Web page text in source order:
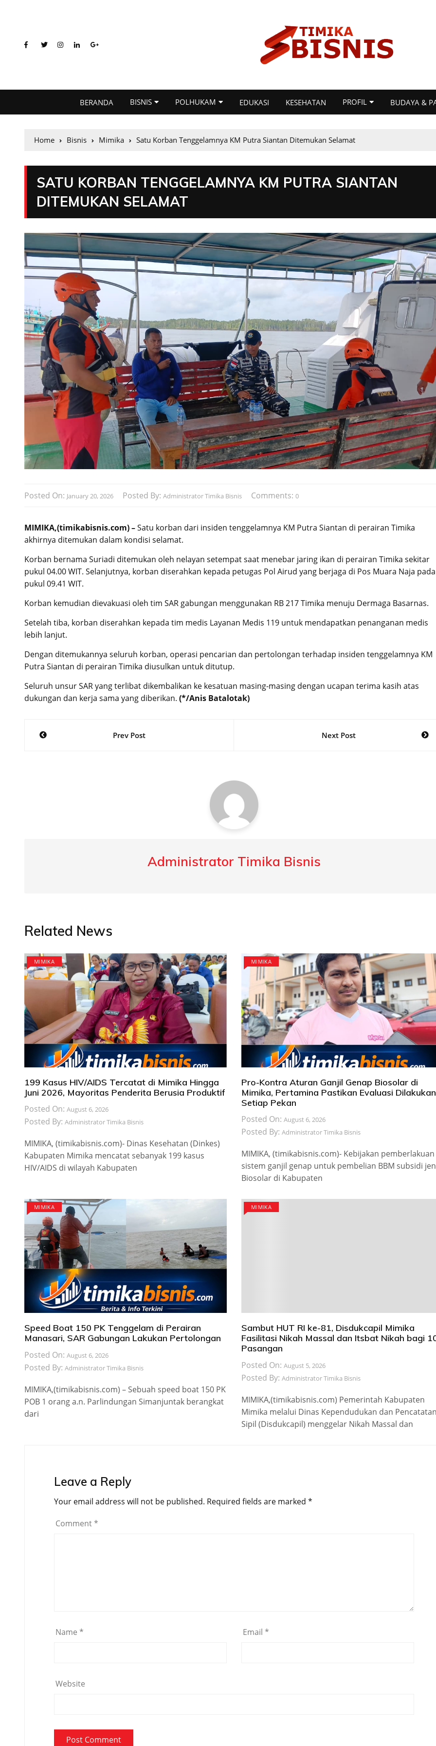
BERANDA BISNIS POLHUKAM EDUKASI KESEHATAN PROFIL BUDAYA &
Home Bisnis Mimika Satu Korban Tenggelamnya KM Putra Siantan Ditemukan Selamat
SATU KORBAN TENGGELAMNYA KM PUTRA SIANTAN
DITEMUKAN SELAMAT
Posted On: January 20, 2026 Posted By: Administrator Timika Bisnis Comments: 0
MIMIKA,(timikabisnis.com) –Satu korban dari insiden tenggelamnya KM Putra Siantan di perairan Timika
akhirnya ditemukan dalam kondisi selamat.
Korban bernama Suriadi ditemukan oleh nelayan setempat saat menebar jaring ikan di perairan Timika sekitar
pukul 04.00 WIT. Selanjutnya, korban diserahkan kepada petugas Pol Airud yang berjaga di Pos Muara Naja pada
pukul 09.41 WIT.
Korban kemudian dievakuasi oleh tim SAR gabungan menggunakan RB 217 Timika menuju Dermaga Basarnas.
Setelah tiba, korban diserahkan kepada tim medis Layanan Medis 119 untuk mendapatkan penanganan medis
lebih lanjut.
Dengan ditemukannya seluruh korban, operasi pencarian dan pertolongan terhadap insiden tenggelamnya KM
Putra Siantan di perairan Timika diusulkan untuk ditutup.
Seluruh unsur SAR yang terlibat dikembalikan ke kesatuan masing-masing dengan ucapan terima kasih atas
dukungan dan kerja sama yang diberikan. (*/Anis Batalotak)
Post
Prev Post Next Post
Administrator Timika Bisnis
Related News
MIMIKA
199 Kasus HIV/AIDS Tercatat di Mimika Hingga
Juni 2026, Mayoritas Penderita Berusia Produktif
Posted On: August 6, 2026
Posted By: Administrator Timika Bisnis
MIMIKA, (timikabisnis.com)- Dinas Kesehatan (Dinkes)
Kabupaten Mimika mencatat sebanyak 199 kasus
HIV/AIDS di wilayah Kabupaten
MIMIKA
Pro-Kontra Aturan Ganjil Genap Biosolar di
Mimika, Pertamina Pastikan Evaluasi Dilakukan
Setiap Pekan
Posted On: August 6, 2026
Posted By: Administrator Timika Bisnis
MIMIKA, (timikabisnis.com)- Kebijakan pemberlakuan
sistem ganjil genap untuk pembelian BBM subsidi
Biosolar di Kabupaten
MIMIKA
Speed Boat 150 PK Tenggelam di Perairan
Manasari, SAR Gabungan Lakukan Pertolongan
Posted On: August 6, 2026
Posted By: Administrator Timika Bisnis
MIMIKA,(timikabisnis.com) – Sebuah speed boat 150 PK
POB 1 orang a.n. Parlindungan Simanjuntak berangkat
dari
MIMIKA
Sambut HUT RI ke-81, Disdukcapil Mimika
Fasilitasi Nikah Massal dan Itsbat Nikah bagi
Pasangan
Posted On: August 5, 2026
Posted By: Administrator Timika Bisnis
MIMIKA,(timikabisnis.com) Pemerintah Kabupaten
Mimika melalui Dinas Kependudukan dan
Sipil (Disdukcapil) menggelar Nikah Massal dan
Leave a Reply
Your email address will not be published. Required fields are marked *
Comment *
Name * Email *
Website